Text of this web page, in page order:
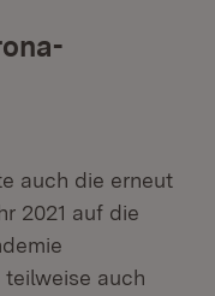
auch die erneut
2021 auf die
auch